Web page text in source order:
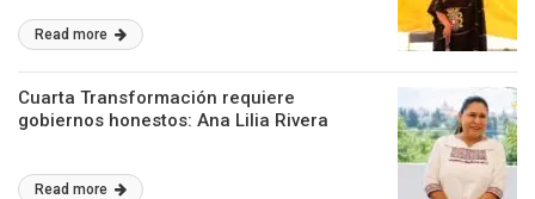
Read more
Cuarta Transformación requiere
gobiernos honestos: Ana Lilia Rivera
Read more